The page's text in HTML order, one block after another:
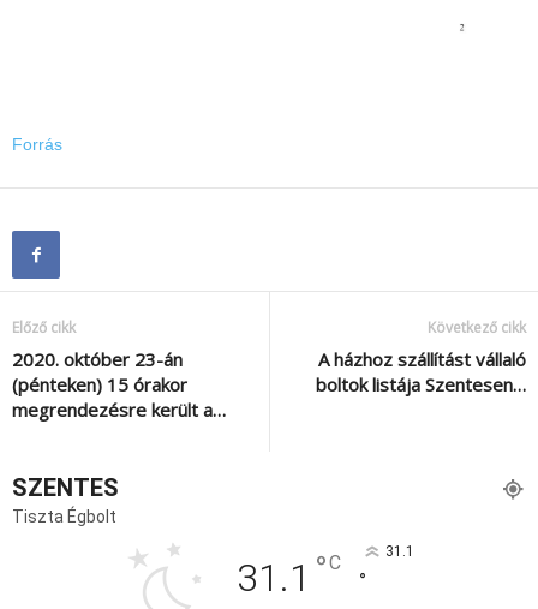
Forrás
Előző cikk
2020. október 23-án
(pénteken) 15 órakor
megrendezésre került a…
Következő cikk
A házhoz szállítást vállaló
boltok listája Szentesen…
SZENTES
Tiszta Égbolt
31.1 °C 31.1
°